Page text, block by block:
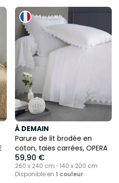
À DEMAIN
Parure de lit brodée en
coton, taies carrées, OPERA
59,90 €
260 x 240 cm ⋅ 140 x 200 cm
Disponible en 1 couleur